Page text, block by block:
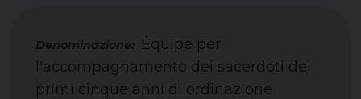
Équipe per
l'accompagnamento dei sacerdoti dei
primi cinque anni di ordinazione